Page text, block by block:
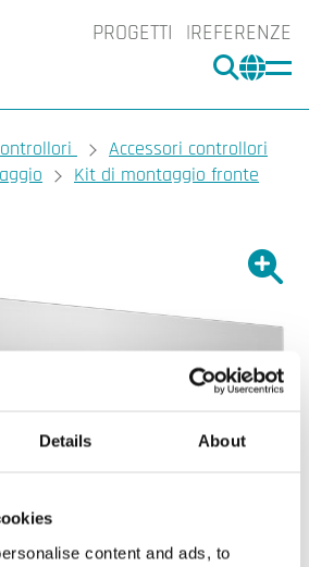
Details About
content and ads, to
PROGETTI REFERENZE
CERCA
Accessori controllori
Kit di montaggio fronte